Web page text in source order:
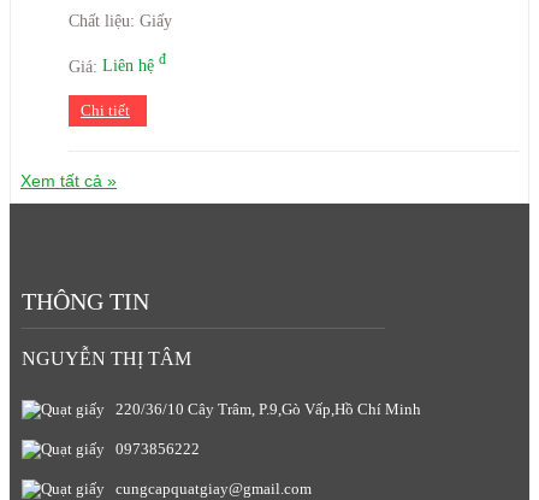
Chất liệu: Giấy
Giá: Liên hệ đ
Chi tiết
Xem tất cả »
THÔNG TIN
NGUYỄN THỊ TÂM
220/36/10 Cây Trâm, P.9,Gò Vấp,Hồ Chí Minh
0973856222
cungcapquatgiay@gmail.com